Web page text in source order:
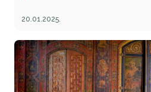
20.01.2025.